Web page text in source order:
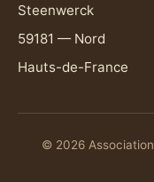
Steenwerck
59181 — Nord
Hauts-de-France
© 2026